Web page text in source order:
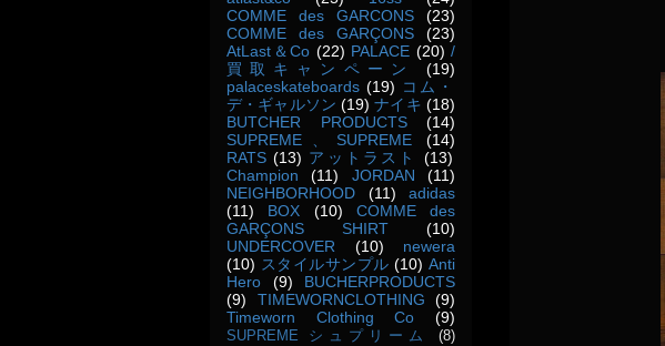
COMME des GARCONS
(23)
COMME des GARÇONS
(23)
AtLast＆Co (22) PALACE (20) /
買取キャンペーン
(19)
palaceskateboards (19) コム・
デ・ギャルソン (19) ナイキ (18)
BUTCHER PRODUCTS
(14)
SUPREME、SUPREME
(14)
RATS (13) アットラスト
(13)
Champion
(11) JORDAN
(11)
NEIGHBORHOOD
(11)
adidas
(11)
BOX (10)
COMME des
GARÇONS SHIRT
(10)
UNDERCOVER
(10)
newera
(10) スタイルサンプル (10) Anti
Hero
(9)
BUCHERPRODUCTS
(9)
TIMEWORNCLOTHING
(9)
Timeworn Clothing Co
(9)
SUPREME シュプリーム
(8)